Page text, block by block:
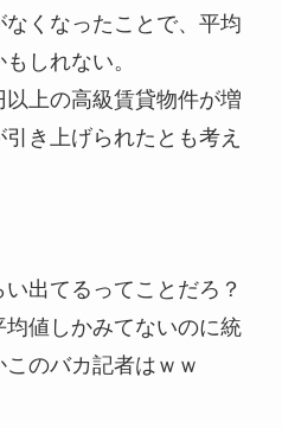
くなったことで、平均
しれない。
上の高級賃貸物件が増
き上げられたとも考え
出てるってことだろ？
値しかみてないのに統
のバカ記者はｗｗ